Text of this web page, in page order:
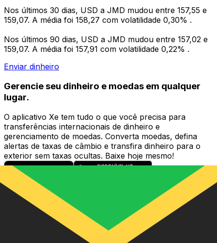
Nos últimos 30 dias, USD a JMD mudou entre 157,55 e
159,07. A média foi 158,27 com volatilidade 0,30% .
Nos últimos 90 dias, USD a JMD mudou entre 157,02 e
159,07. A média foi 157,91 com volatilidade 0,22% .
Enviar dinheiro
Gerencie seu dinheiro e moedas em qualquer
lugar.
O aplicativo Xe tem tudo o que você precisa para
transferências internacionais de dinheiro e
gerenciamento de moedas. Converta moedas, defina
alertas de taxas de câmbio e transfira dinheiro para o
exterior sem taxas ocultas. Baixe hoje mesmo!